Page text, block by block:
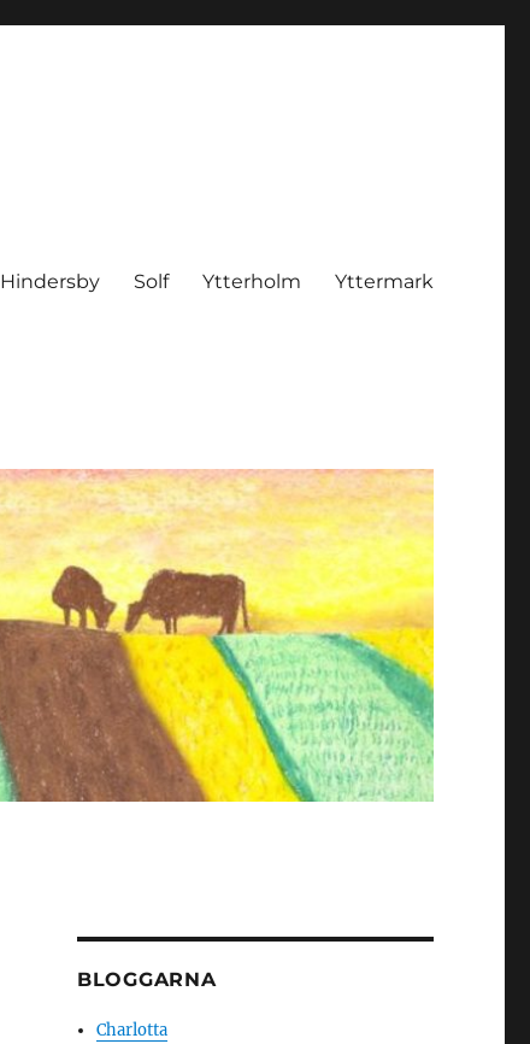
Hindersby Solf Ytterholm Yttermark
BLOGGARNA
Charlotta